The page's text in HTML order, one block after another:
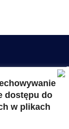
dostępu do
w plikach
O nas